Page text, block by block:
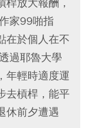
家99啪指
在於個人在不
過耶魯大學
年輕時適度運
去槓桿，能平
休前夕遭遇